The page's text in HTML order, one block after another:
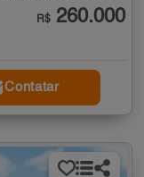
R$ 260.000
Contatar